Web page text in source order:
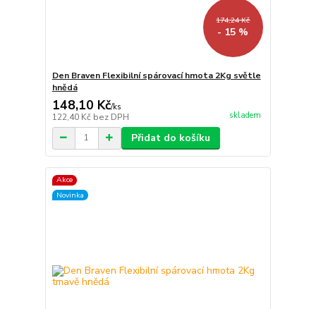
174,24 Kč
- 15 %
Den Braven Flexibilní spárovací hmota 2Kg světle
hnědá
148,10 Kč/ks
122,40 Kč bez DPH skladem
Přidat do košíku
Akce
Novinka